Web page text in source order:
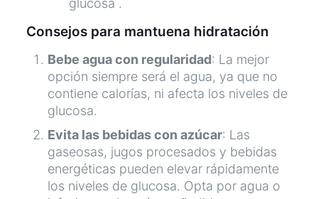
glucosa .
Consejos para mantuena hidratación
Bebe agua con regularidad: La mejor
opción siempre será el agua, ya que no
contiene calorías, ni afecta los niveles de
glucosa.
Evita las bebidas con azúcar: Las
gaseosas, jugos procesados y bebidas
energéticas pueden elevar rápidamente
los niveles de glucosa. Opta por agua o